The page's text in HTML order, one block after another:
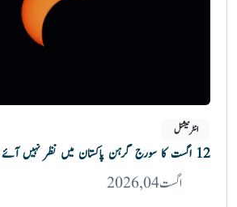
انٹرنیشنل
12 اگست کا سورج گرہن پاکستان میں نظر نہیں آئے گا
اگست 04, 2026